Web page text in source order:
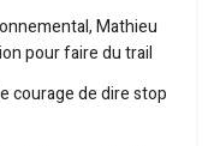
Mathieu
pour faire du trail
courage de dire stop